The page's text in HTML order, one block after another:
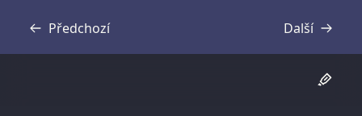
Předchozí
Přepis Další
Přepis